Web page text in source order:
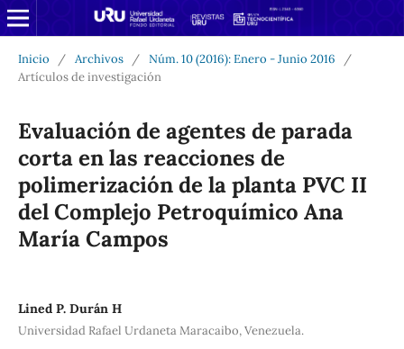
Inicio / Archivos / Núm. 10 (2016): Enero - Junio 2016
/
Artículos de investigación
Evaluación de agentes de parada
corta en las reacciones de
polimerización de la planta PVC II
del Complejo Petroquímico Ana
María Campos
Lined P. Durán H
Universidad Rafael Urdaneta Maracaibo, Venezuela.